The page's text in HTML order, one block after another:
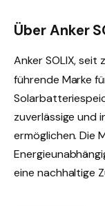
Über Anker
Anker SOLIX, seit
führende Marke
zuverlässige und
ermöglichen. Die
eine nachhaltige